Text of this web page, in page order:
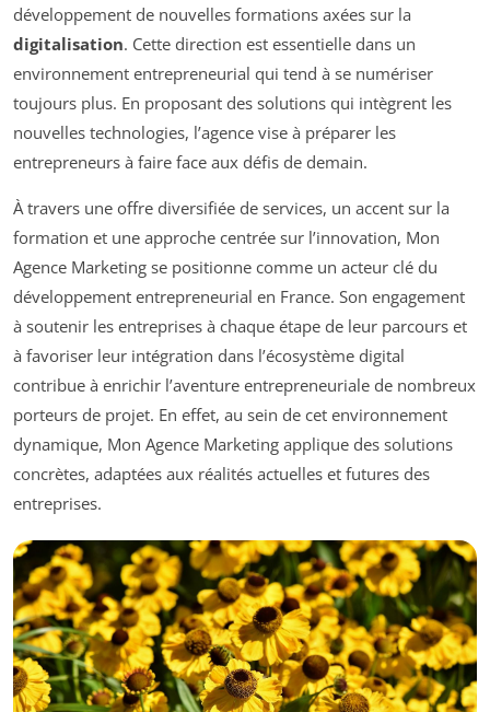
développement de nouvelles formations axées sur la
digitalisation. Cette direction est essentielle dans un
environnement entrepreneurial qui tend à se numériser
toujours plus. En proposant des solutions qui intègrent les
nouvelles technologies, l’agence vise à préparer les
entrepreneurs à faire face aux défis de demain.
À travers une offre diversifiée de services, un accent sur la
formation et une approche centrée sur l’innovation, Mon
Agence Marketing se positionne comme un acteur clé du
développement entrepreneurial en France. Son engagement
à soutenir les entreprises à chaque étape de leur parcours et
à favoriser leur intégration dans l’écosystème digital
contribue à enrichir l’aventure entrepreneuriale de nombreux
porteurs de projet. En effet, au sein de cet environnement
dynamique, Mon Agence Marketing applique des solutions
concrètes, adaptées aux réalités actuelles et futures des
entreprises.